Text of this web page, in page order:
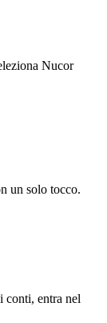
Nucor
un solo tocco.
conti, entra nel